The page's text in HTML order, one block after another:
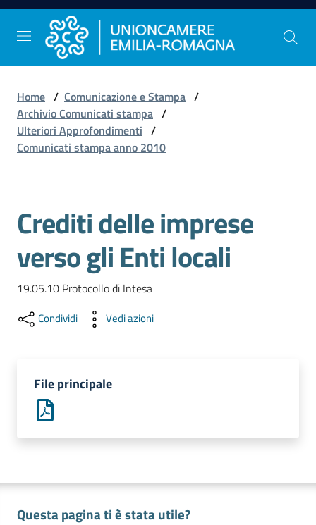
Vai al contenuto
Vai alla navigazione
Vai al footer
Comunicazione
e
Stampa
e
Statistica
Orientamento
lavoro
Promozione
Innovazione
delle
Imprese
Home / Comunicazione e Stampa /
Archivio Comunicati stampa /
Ulteriori Approfondimenti /
Comunicati stampa anno 2010
Crediti delle imprese
verso gli Enti locali
19.05.10 Protocollo di Intesa
Condividi Vedi azioni
File principale
Questa pagina ti è stata utile?